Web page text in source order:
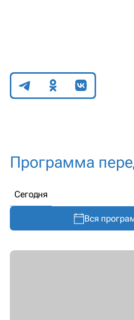
Поделиться
Программа
Сегодня
Вся